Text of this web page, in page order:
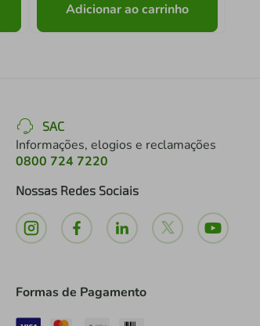
Adicionar ao carrinho
SAC
Informações, elogios e reclamações
0800 724 7220
Nossas Redes Sociais
Formas de Pagamento